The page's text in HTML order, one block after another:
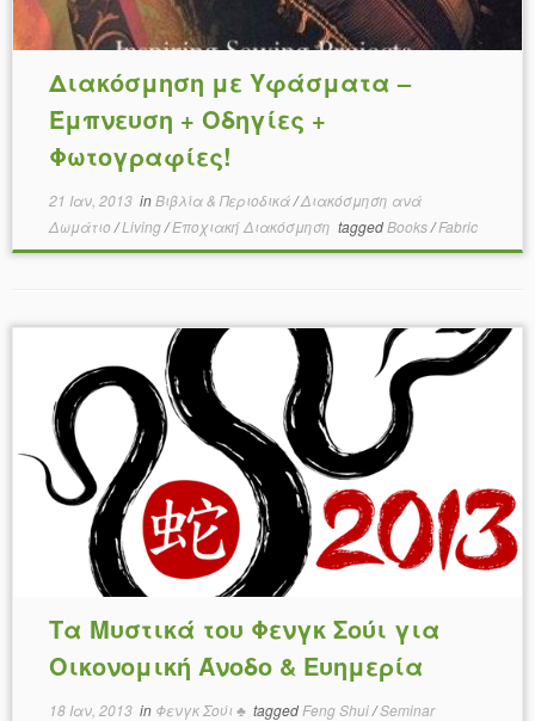
Διακόσμηση με Υφάσματα –
Έμπνευση + Οδηγίες +
Φωτογραφίες!
21 Ιαν, 2013inΒιβλία & Περιοδικά/Διακόσμηση ανά
Δωμάτιο /Living/Εποχιακή Διακόσμηση taggedBooks/Fabric
Τα Μυστικά του Φενγκ Σούι για
Οικονομική Άνοδο & Ευημερία
18 Ιαν, 2013in Φενγκ Σούι ♣ tagged Feng Shui/Seminar